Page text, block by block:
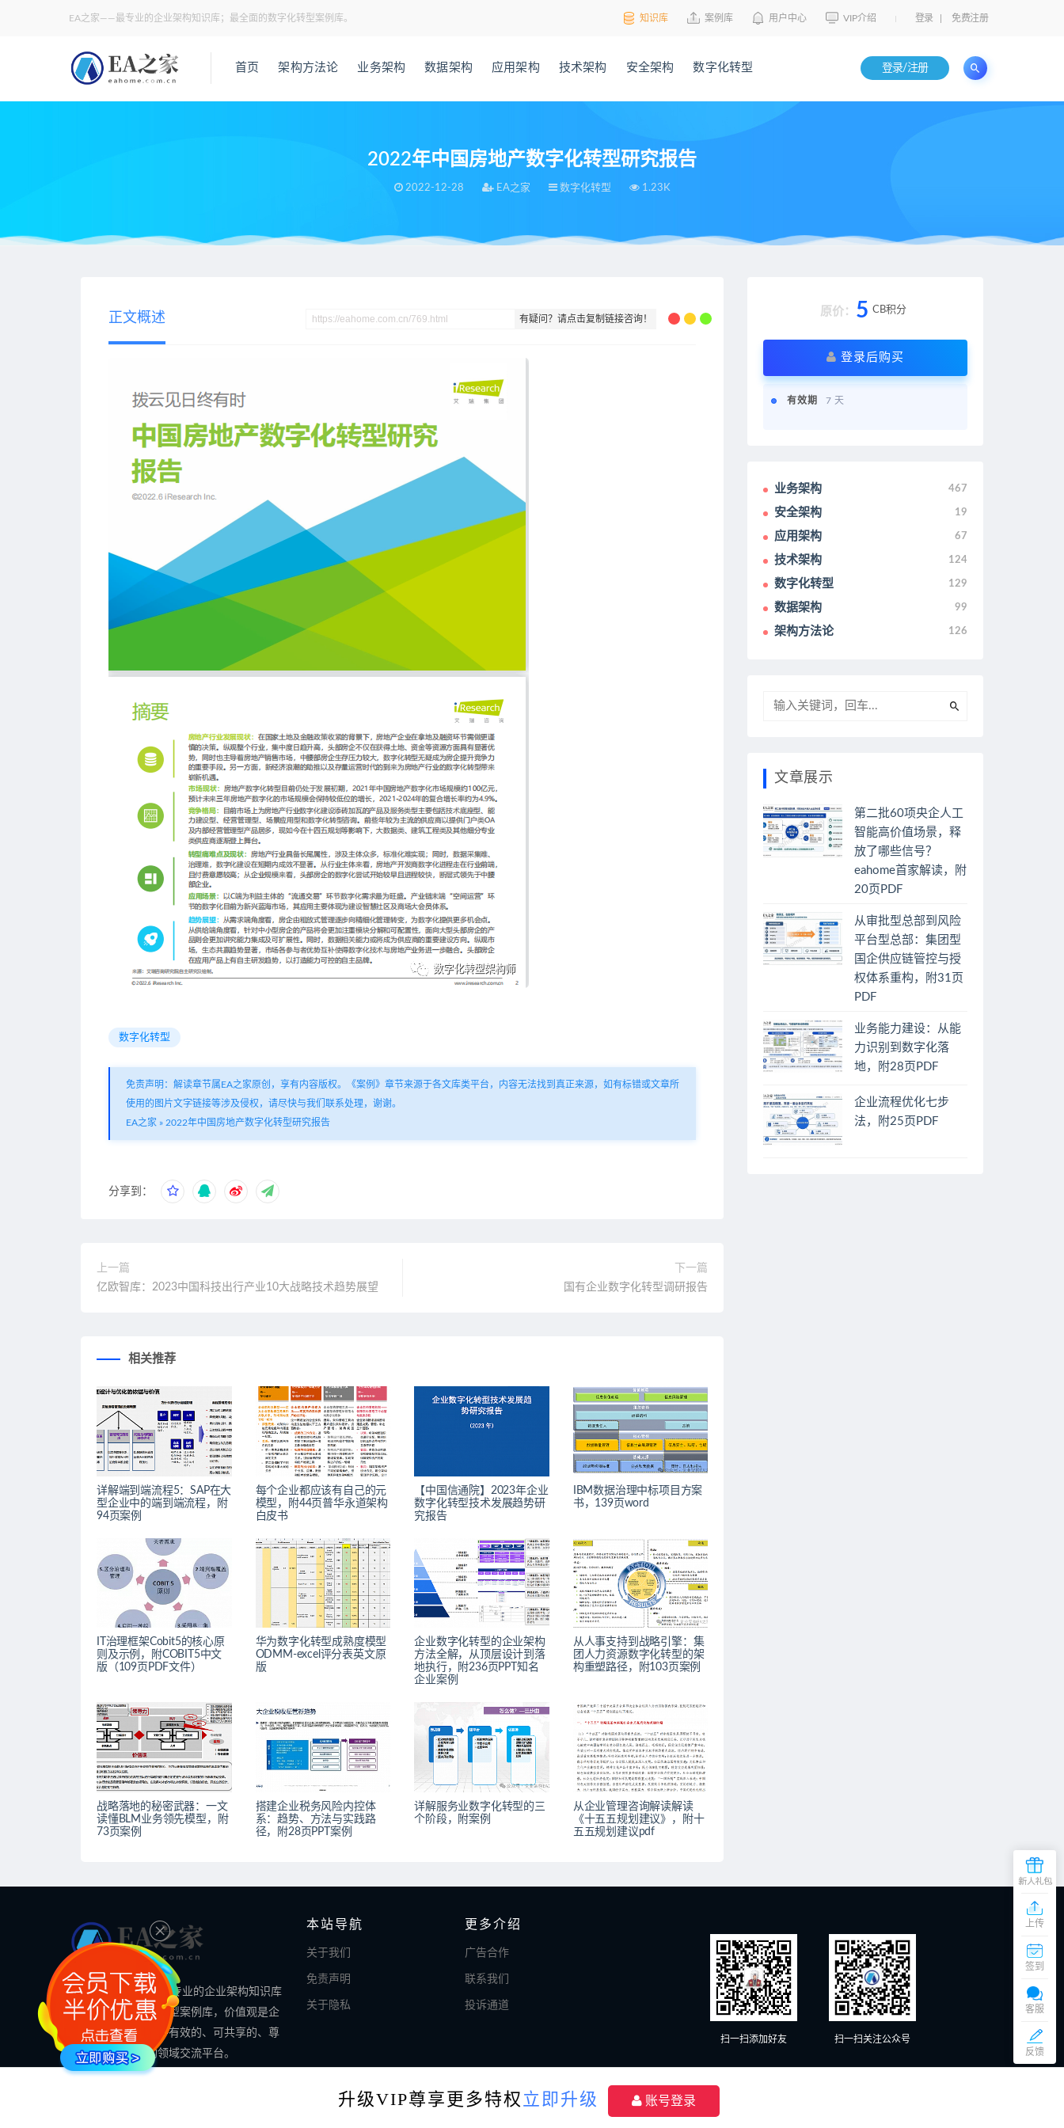
EA之家——最专业的企业架构知识库；最全面的数字化转型案例库。 知识库 案例库 用户中心 VIP介绍 登录 免费注册
首页 架构方法论 业务架构 数据架构 应用架构 技术架构 安全架构 数字化转型 登录/注册
2022年中国房地产数字化转型研究报告
2022-12-28 EA之家 数字化转型 1.23K
有疑问？请点击复制链接咨询！
正文概述
数字化转型
免责声明：解读章节属EA之家原创，享有内容版权。《案例》章节来源于各文库类平台，内容无法找到真正来源，如有标错或文章所
使用的图片文字链接等涉及侵权，请尽快与我们联系处理，谢谢。
EA之家 » 2022年中国房地产数字化转型研究报告
分享到：
上一篇
亿欧智库：2023中国科技出行产业10大战略技术趋势展望
下一篇
国有企业数字化转型调研报告
相关推荐
详解端到端流程5：SAP在大
型企业中的端到端流程，附
94页案例
每个企业都应该有自己的元
模型，附44页普华永道架构
白皮书
【中国信通院】2023年企业
数字化转型技术发展趋势研
究报告
IBM数据治理中标项目方案
书，139页word
IT治理框架Cobit5的核心原
则及示例，附COBIT5中文
版（109页PDF文件）
华为数字化转型成熟度模型
ODMM-excel评分表英文原
版
企业数字化转型的企业架构
方法全解，从顶层设计到落
地执行，附236页PPT知名
企业案例
从人事支持到战略引擎：集
团人力资源数字化转型的架
构重塑路径，附103页案例
战略落地的秘密武器：一文
读懂BLM业务领先模型，附
73页案例
搭建企业税务风险内控体
系：趋势、方法与实践路
径，附28页PPT案例
详解服务业数字化转型的​三
个阶段，附案例
从企业管理咨询解读解读
《十五五规划建议》，附十
五五规划建议pdf
原价： 5 CB积分
登录后购买
有效期 7 天
业务架构 467
安全架构 19
应用架构 67
技术架构 124
数字化转型 129
数据架构 99
架构方法论 126
文章展示
第二批60项央企人工
智能高价值场景，释
放了哪些信号？
eahome首家解读，附
20页PDF
从审批型总部到风险
平台型总部：集团型
国企供应链管控与授
权体系重构，附31页
PDF
业务能力建设：从能
力识别到数字化落
地，附28页PDF
企业流程优化七步
法，附25页PDF
EA之家的使命是做最专业的企业架构知识库
和最全面的数字化转型案例库，价值观是企
业架构领域专业的、有效的、可共享的、尊
重知识的企业架构领域交流平台。
本站导航
关于我们
免责声明
关于隐私
更多介绍
广告合作
联系我们
投诉通道
扫一扫关注公众号
扫一扫添加好友
上传
签到
客服
在
线
客
服
周
至
周
六
反馈
升级VIP尊享更多特权 立即升级 账号登录